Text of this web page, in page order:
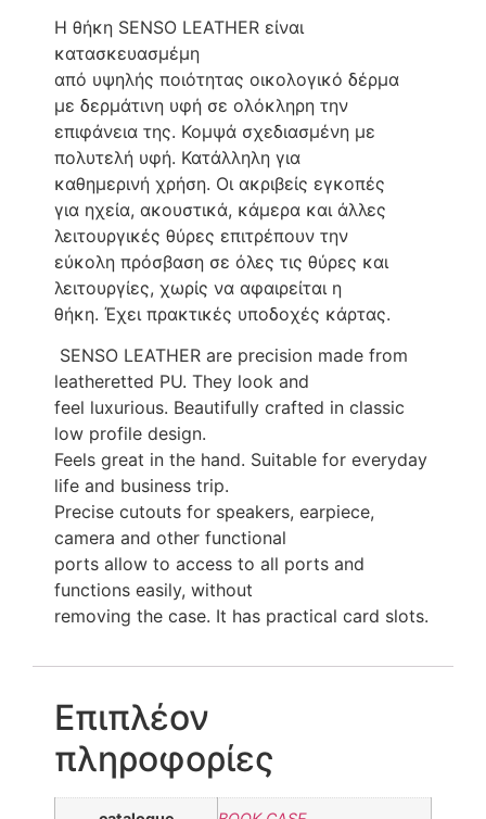
Η θήκη SENSO LEATHER είναι
κατασκευασμέμη
από υψηλής ποιότητας οικολογικό δέρμα
με δερμάτινη υφή σε ολόκληρη την
επιφάνεια της. Κομψά σχεδιασμένη με
πολυτελή υφή. Κατάλληλη για
καθημερινή χρήση. Οι ακριβείς εγκοπές
για ηχεία, ακουστικά, κάμερα και άλλες
λειτουργικές θύρες επιτρέπουν την
εύκολη πρόσβαση σε όλες τις θύρες και
λειτουργίες, χωρίς να αφαιρείται η
θήκη. Έχει πρακτικές υποδοχές κάρτας.
SENSO LEATHER are precision made from
leatheretted PU. They look and
feel luxurious. Beautifully crafted in classic
low profile design.
Feels great in the hand. Suitable for everyday
life and business trip.
Precise cutouts for speakers, earpiece,
camera and other functional
ports allow to access to all ports and
functions easily, without
removing the case. It has practical card slots.
Επιπλέον
πληροφορίες